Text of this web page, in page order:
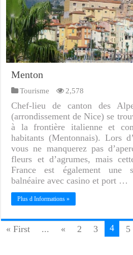
Menton
Tourisme 2,578
Chef-lieu de canton des
(arrondissement de Nice) se
à la frontière italienne et
habitants (Mentonnais). Lors
vous ne manquerez pas
fleurs et d’agrumes, mais
France est également une
balnéaire avec casino et port …
Plus d Informations »
« First ... « 2 3 4 5